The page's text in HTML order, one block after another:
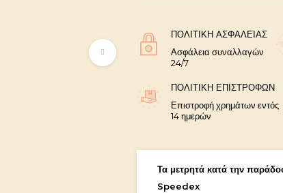
ΠΟΛΙΤΙΚΉ ΑΣΦΑΛΕΊΑΣ
Ασφάλεια συναλλαγών
24/7
ΠΟΛΙΤΙΚΉ ΕΠΙΣΤΡΟΦΏΝ
Επιστροφή χρημάτων εντός
14 ημερών
Τα μετρητά κατά την
Speedex